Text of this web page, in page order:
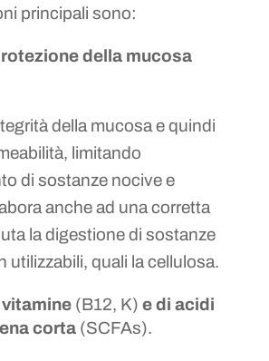
principali sono:
della mucosa
della mucosa e quindi
limitando
di sostanze nocive e
anche ad una corretta
la digestione di sostanze
utilizzabili, quali la cellulosa.
(B12, K) e di acidi
corta(SCFAs).